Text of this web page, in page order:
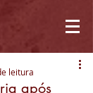
após
leitura